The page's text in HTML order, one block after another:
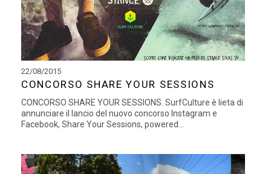
22/08/2015
CONCORSO SHARE YOUR SESSIONS
CONCORSO SHARE YOUR SESSIONS. SurfCulture è lieta di
annunciare il lancio del nuovo concorso Instagram e
Facebook, Share Your Sessions, powered...